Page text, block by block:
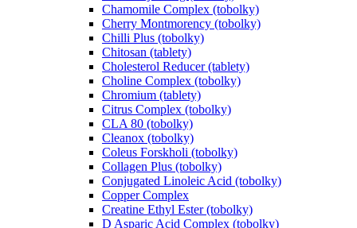
Chamomile Complex (tobolky)
Cherry Montmorency (tobolky)
Chilli Plus (tobolky)
Chitosan (tablety)
Cholesterol Reducer (tablety)
Choline Complex (tobolky)
Chromium (tablety)
Citrus Complex (tobolky)
CLA 80 (tobolky)
Cleanox (tobolky)
Coleus Forskholi (tobolky)
Collagen Plus (tobolky)
Conjugated Linoleic Acid (tobolky)
Copper Complex
Creatine Ethyl Ester (tobolky)
D Asparic Acid Complex (tobolky)